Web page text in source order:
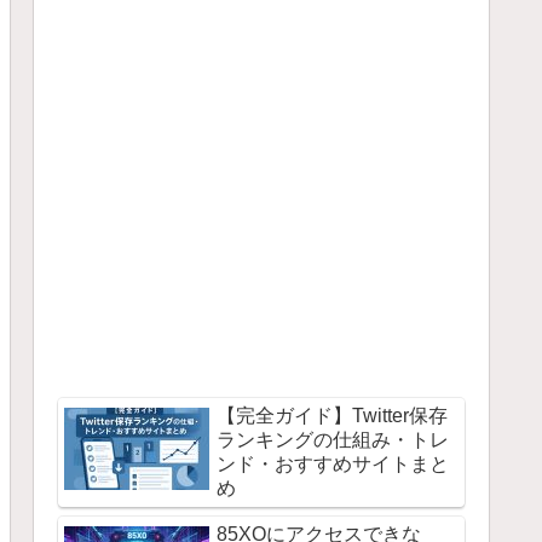
【完全ガイド】Twitter保存
ランキングの仕組み・トレ
ンド・おすすめサイトまと
め
85XOにアクセスできな